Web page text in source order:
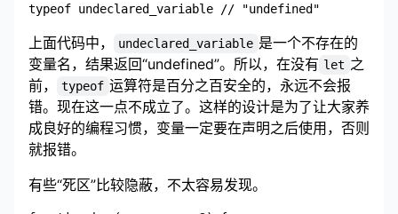
上面代码中， undeclared_variable 是一个不存在的
变量名，结果返回“undefined”。所以，在没有 let 之
前，
typeof 运算符是百分之百安全的，永远不会报
错。现在这一点不成立了。这样的设计是为了让大家养
成良好的编程习惯，变量一定要在声明之后使用，否则
就报错。
有些“死区”比较隐蔽，不太容易发现。